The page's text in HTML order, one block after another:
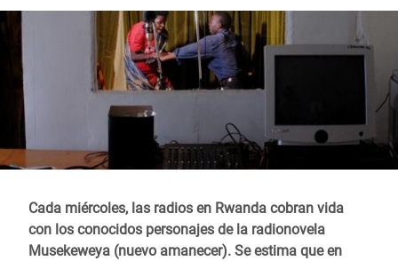
a
navegación
Cada miércoles, las radios en Rwanda cobran vida
con los conocidos personajes de la radionovela
Musekeweya (nuevo amanecer). Se estima que en